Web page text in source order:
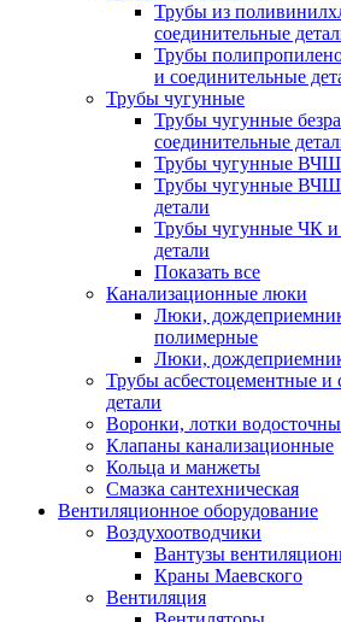
Трубы из
соединительные
Трубы
и соединительные
Трубы чугунные
Трубы чугунные
соединительные
Трубы чугунные
Трубы чугунные
детали
Трубы чугунные ЧК и
детали
Показать все
Канализационные люки
Люки,
полимерные
Люки,
Трубы асбестоцементные и
детали
Воронки, лотки
Клапаны канализационные
Кольца и манжеты
Смазка сантехническая
Вентиляционное оборудование
Воздухоотводчики
Вантузы
Краны Маевского
Вентиляция